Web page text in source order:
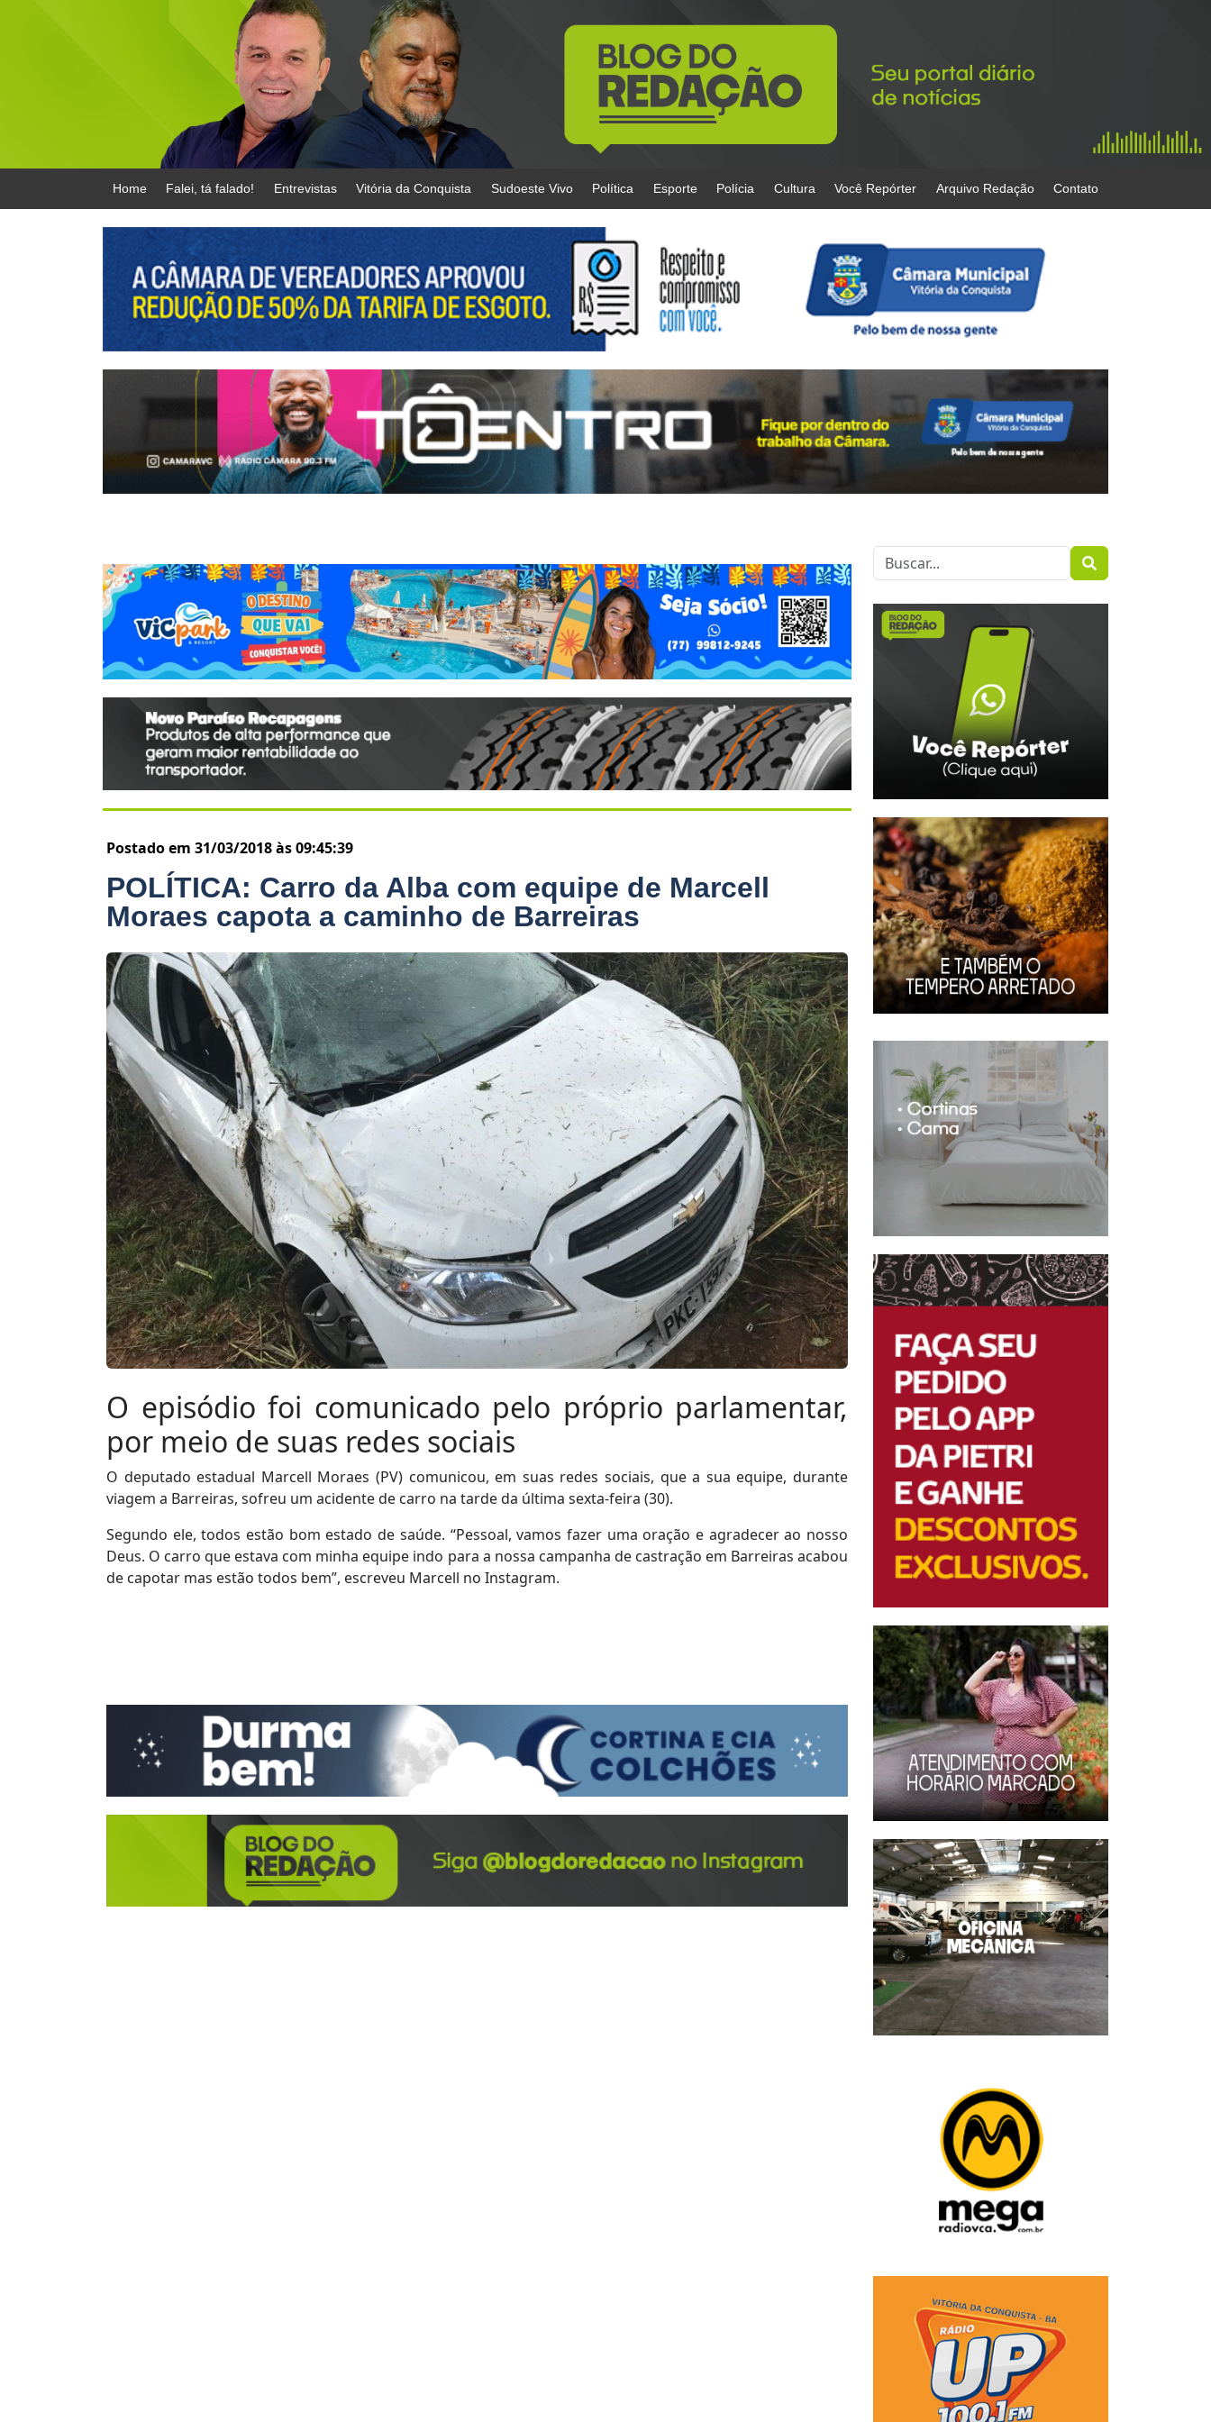
Home Falei, tá falado! Entrevistas Vitória da Conquista Sudoeste Vivo Política Esporte Polícia Cultura Você Repórter Arquivo Redação Contato
Postado em 31/03/2018 às 09:45:39
POLÍTICA: Carro da Alba com equipe de Marcell
Moraes capota a caminho de Barreiras
O episódio foi comunicado pelo próprio parlamentar,
por meio de suas redes sociais
O deputado estadual Marcell Moraes (PV) comunicou, em suas redes sociais, que a sua equipe, durante
viagem a Barreiras, sofreu um acidente de carro na tarde da última sexta-feira (30).
Segundo ele, todos estão bom estado de saúde. “Pessoal, vamos fazer uma oração e agradecer ao nosso
Deus. O carro que estava com minha equipe indo para a nossa campanha de castração em Barreiras acabou
de capotar mas estão todos bem”, escreveu Marcell no Instagram.